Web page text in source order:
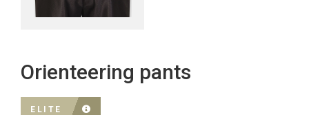
Orienteering pants
ELITE